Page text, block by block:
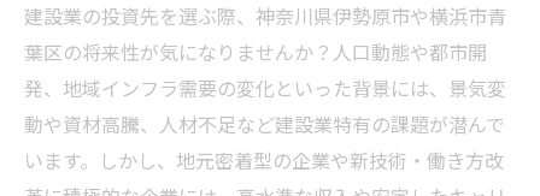
建設業の投資先を選ぶ際、神奈川県伊勢原市や横浜市青
葉区の将来性が気になりませんか？人口動態や都市開
発、地域インフラ需要の変化といった背景には、景気変
動や資材高騰、人材不足など建設業特有の課題が潜んで
います。しかし、地元密着型の企業や新技術・働き方改